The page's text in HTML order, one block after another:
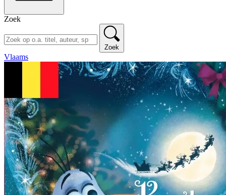
Zoek
Zoek
Vlaams